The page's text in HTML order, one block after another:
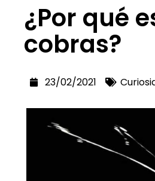
¿Por qué
cobras?
23/02/2021